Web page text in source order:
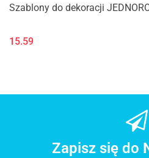
Szablony do dekoracji
15.59
Zapisz się do